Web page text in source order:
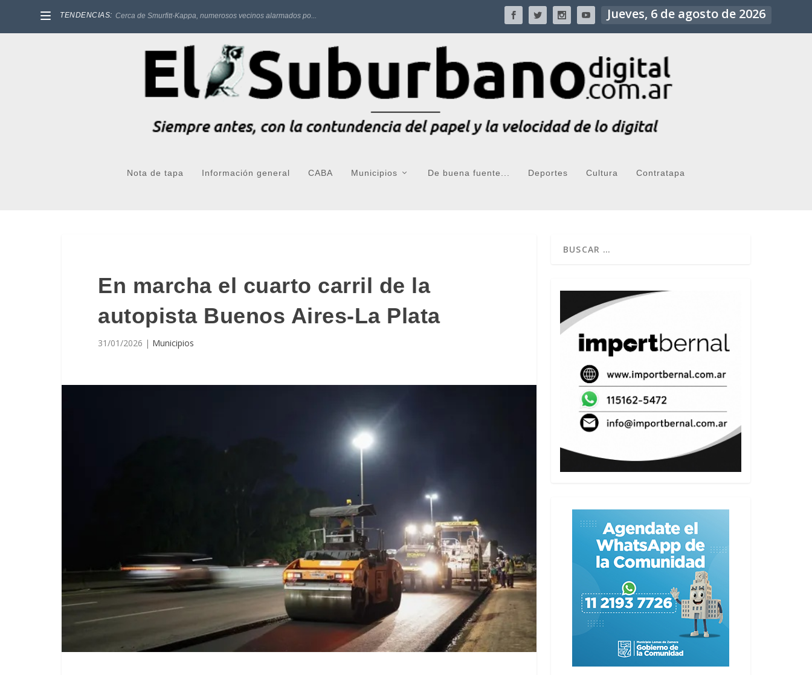
TENDENCIAS: Cerca de Smurfitt-Kappa, numerosos vecinos alarmados po... Jueves, 6 de agosto de 2026
Nota de tapa Información general CABA Municipios De buena fuente... Deportes Cultura Contratapa
En marcha el cuarto carril de la
autopista Buenos Aires-La Plata
31/01/2026 | Municipios